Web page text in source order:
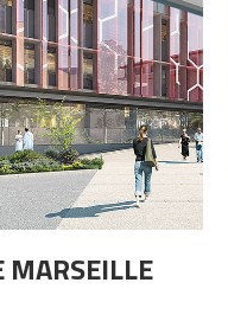
MARSEILLE